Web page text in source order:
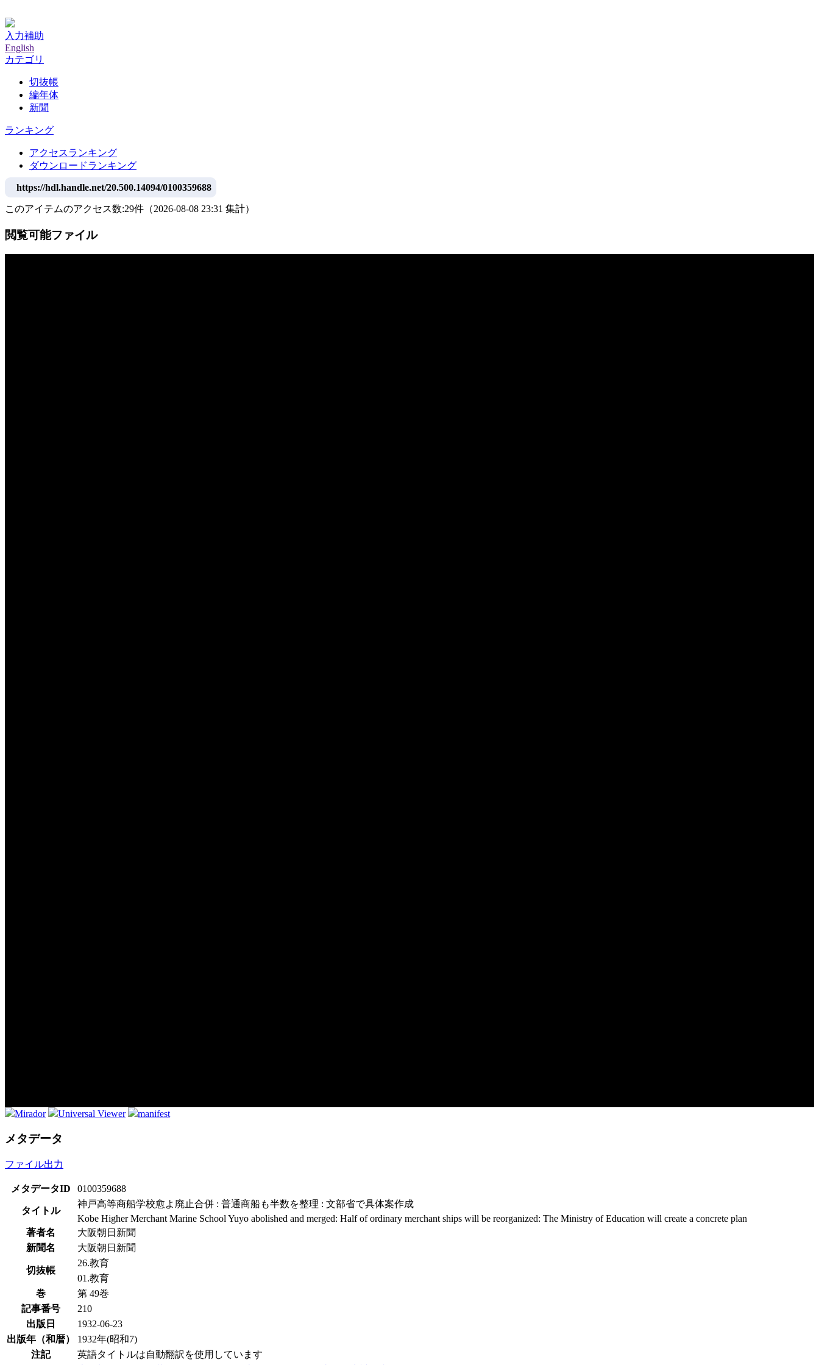
入力補助
English
カテゴリ
切抜帳
編年体
新聞
ランキング
アクセスランキング
ダウンロードランキング
https://hdl.handle.net/20.500.14094/0100359688
このアイテムのアクセス数:29件 （2026-08-08 23:31 集計）
閲覧可能ファイル
Mirador Universal Viewer manifest
メタデータ
ファイル出力
メタデータID 0100359688
タイトル
神戸高等商船学校愈よ廃止合併 : 普通商船も半数を整理 : 文部省で具体案作成
Kobe Higher Merchant Marine School Yuyo abolished and merged: Half of ordinary merchant ships will be reorganized: The Ministry of Education will create a concrete plan
著者名
大阪朝日新聞
新聞名
大阪朝日新聞
切抜帳
26.教育
01.教育
巻
第 49巻
記事番号
210
出版日
1932-06-23
出版年（和暦）
1932年(昭和7)
注記
英語タイトルは自動翻訳を使用しています